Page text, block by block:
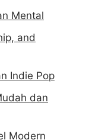
Mental
and
Indie Pop
dan
Modern